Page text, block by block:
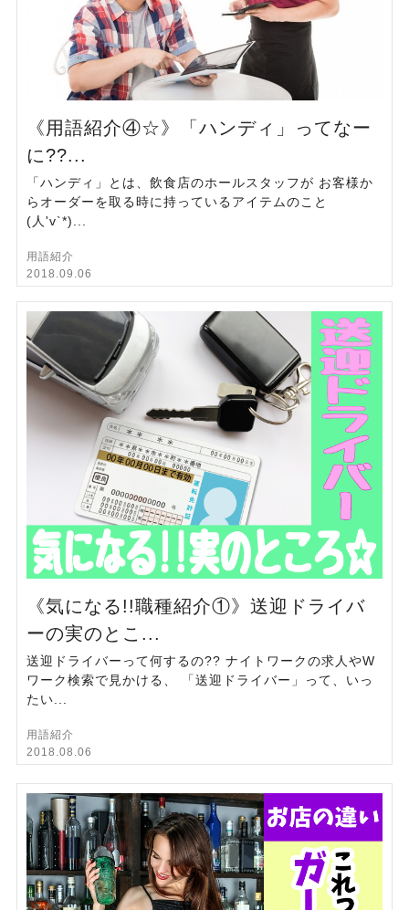
《用語紹介④☆》「ハンディ」ってなー
に??...
「ハンディ」とは、飲食店のホールスタッフが お客様か
らオーダーを取る時に持っているアイテムのこと
(人'v`*)...
用語紹介
2018.09.06
《気になる!!職種紹介①》送迎ドライバ
ーの実のとこ...
送迎ドライバーって何するの?? ナイトワークの求人やW
ワーク検索で見かける、 「送迎ドライバー」って、いっ
たい...
用語紹介
2018.08.06